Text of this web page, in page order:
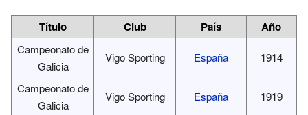
Título Club País Año
Campeonato de
Galicia
Vigo Sporting España 1914
Campeonato de
Galicia
Vigo Sporting España 1919